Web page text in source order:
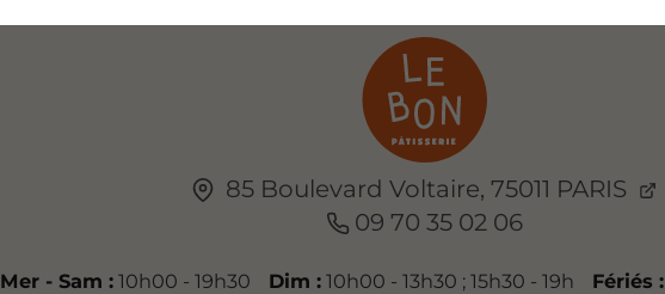
85 Boulevard Voltaire, 75011 PARIS
09 70 35 02 06
Mer - Sam :10h00 - 19h30 Dim : 10h00 - 13h30 ; 15h30 - 19h Fériés :